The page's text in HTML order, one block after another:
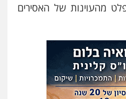
עורכי דין
אלימלך
חמורה תעבורה אסירים
מהעוינות של האסירים